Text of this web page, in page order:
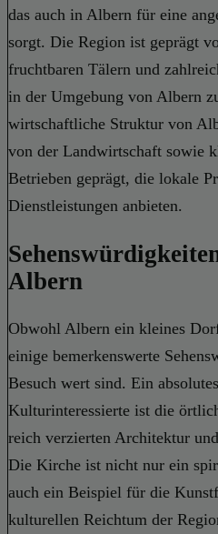
das auch in Albern für eine
sorgt. Die Region ist geprägt
fruchtbaren Tälern und
in der Umgebung von Albern
wirtschaftliche Struktur von
von der Landwirtschaft sowie
Betrieben geprägt, die lokale
Dienstleistungen anbieten.
Albern
Obwohl Albern ein kleines
einige bemerkenswerte
Besuch wert sind. Ein
Kulturinteressierte ist die
reich verzierten Architektur
Die Kirche ist nicht nur ein
auch ein Beispiel für die
kulturellen Reichtum der